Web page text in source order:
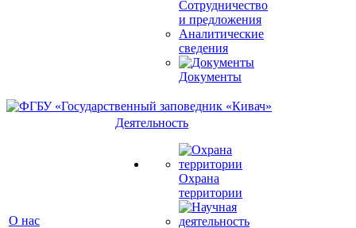
Сотрудничество
и предложения
Аналитические
сведения
Документы
О нас
Деятельность
Охрана
территории